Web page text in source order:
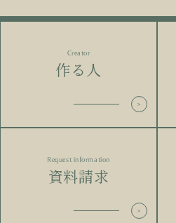
Creator
作る人
Request information
資料請求